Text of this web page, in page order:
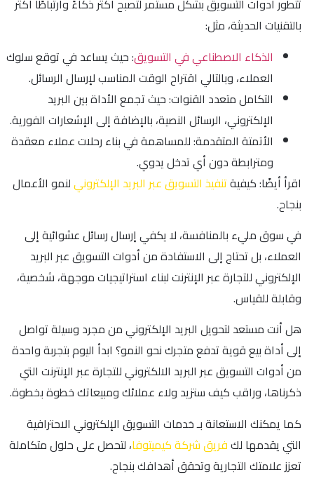
تتطور أدوات التسويق بشكل مستمر لتصبح أكثر ذكاءً وارتباطًا أكثر
بالتقنيات الحديثة، مثل:
الذكاء الاصطناعي في التسويق: حيث يساعد في توقع سلوك
العملاء، وبالتالي اقتراح الوقت المناسب لإرسال الرسائل.
التكامل متعدد القنوات: حيث تجمع الأداة بين البريد
الإلكتروني، الرسائل النصية، بالإضافة إلى الإشعارات الفورية.
الأتمتة المتقدمة: للمساهمة في بناء رحلات عملاء معقدة
ومترابطة دون أي تدخل يدوي.
اقرأ أيضًا: كيفيةتنفيذ التسويق عبر البريد الإلكترونيلنمو الأعمال
بنجاح.
في سوق مليء بالمنافسة، لا يكفي إرسال رسائل عشوائية إلى
العملاء، بل تحتاج إلى الاستفادة من أدوات التسويق عبر البريد
الإلكتروني للتجارة عبر الإنترنت لبناء استراتيجيات موجهة، شخصية،
وقابلة للقياس.
هل أنت مستعد لتحويل البريد الإلكتروني من مجرد وسيلة تواصل
إلى أداة بيع قوية تدفع متجرك نحو النمو؟ ابدأ اليوم بتجربة واحدة
من أدوات التسويق عبر البريد الالكتروني للتجارة عبر الإنترنت التي
ذكرناها، وراقب كيف ستزيد ولاء عملائك ومبيعاتك خطوة بخطوة.
كما يمكنك الاستعانة بـ خدمات التسويق الإلكتروني الاحترافية
التي يقدمها لكفريق شركة كيميتوفا، لتحصل على حلول متكاملة
تعزز علامتك التجارية وتحقق أهدافك بنجاح.